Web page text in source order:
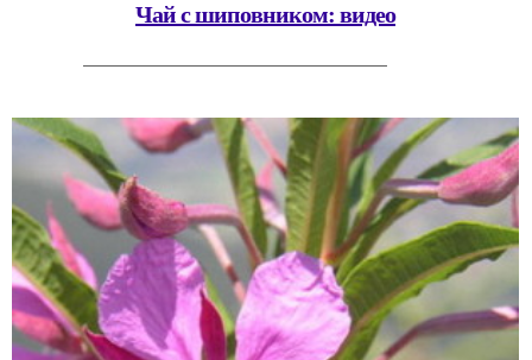
Чай с шиповником: видео